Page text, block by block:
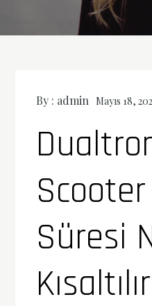
By : admin Mayıs 18,
Süresi